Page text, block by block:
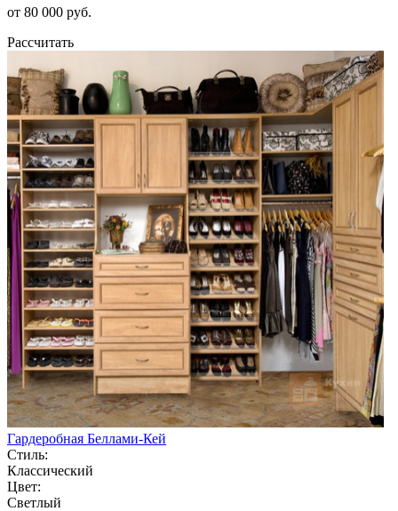
от 80 000 руб.
Рассчитать
Гардеробная Беллами-Кей
Стиль:
Классический
Цвет:
Светлый